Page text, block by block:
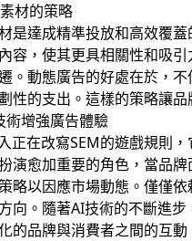
材的策略
是達成精準投放和高效覆
容，使其更具相關性和吸
。動態廣告的好處在於，
性的支出。這樣的策略讓
術增強廣告體驗
正在改寫SEM的遊戲規則
演愈加重要的角色，當品
略以因應市場動態。僅僅
向。隨著AI技術的不斷進
的品牌與消費者之間的互動